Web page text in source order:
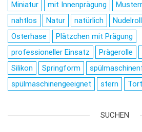
Miniatur
mit Innenprägung
nahtlos
Natur natürlich
Osterhase
Plätzchen mit Prägung
professioneller Einsatz
Prägerolle
Silikon
Springform
spülmaschinengeeignet
stern
SUCHEN